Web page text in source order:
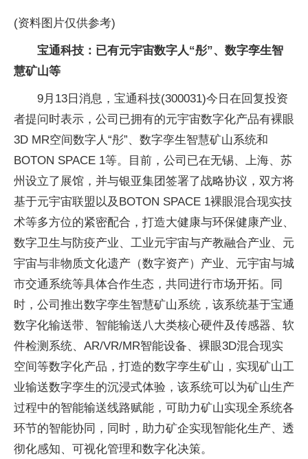
(资料图片仅供参考)
宝通科技：已有元宇宙数字人“彤”、数字孪生智
慧矿山等
9月13日消息，宝通科技(300031)今日在回复投资
者提问时表示，公司已拥有的元宇宙数字化产品有裸眼
3D MR空间数字人“彤”、数字孪生智慧矿山系统和
BOTON SPACE 1等。目前，公司已在无锡、上海、苏
州设立了展馆，并与银亚集团签署了战略协议，双方将
基于元宇宙联盟以及BOTON SPACE 1裸眼混合现实技
术等多方位的紧密配合，打造大健康与环保健康产业、
数字卫生与防疫产业、工业元宇宙与产教融合产业、元
宇宙与非物质文化遗产（数字资产）产业、元宇宙与城
市交通系统等具体合作生态，共同进行市场开拓。同
时，公司推出数字孪生智慧矿山系统，该系统基于宝通
数字化输送带、智能输送八大类核心硬件及传感器、软
件检测系统、AR/VR/MR智能设备、裸眼3D混合现实
空间等数字化产品，打造的数字孪生矿山，实现矿山工
业输送数字孪生的沉浸式体验，该系统可以为矿山生产
过程中的智能输送线路赋能，可助力矿山实现全系统各
环节的智能协同，同时，助力矿企实现智能化生产、透
彻化感知、可视化管理和数字化决策。